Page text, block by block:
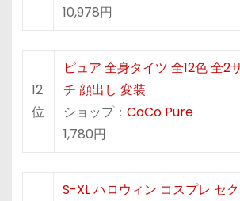
10,978円
12
位
ピュア 全身タイツ 全12色 全2
チ 顔出し 変装
ショップ：CoCo Pure
1,780円
S-XL ハロウィン コスプレ セ